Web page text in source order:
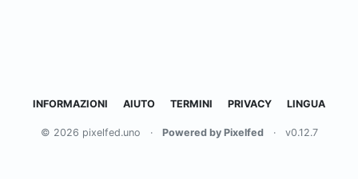
INFORMAZIONI AIUTO TERMINI PRIVACY LINGUA
© 2026 pixelfed.uno · Powered by Pixelfed · v0.12.7